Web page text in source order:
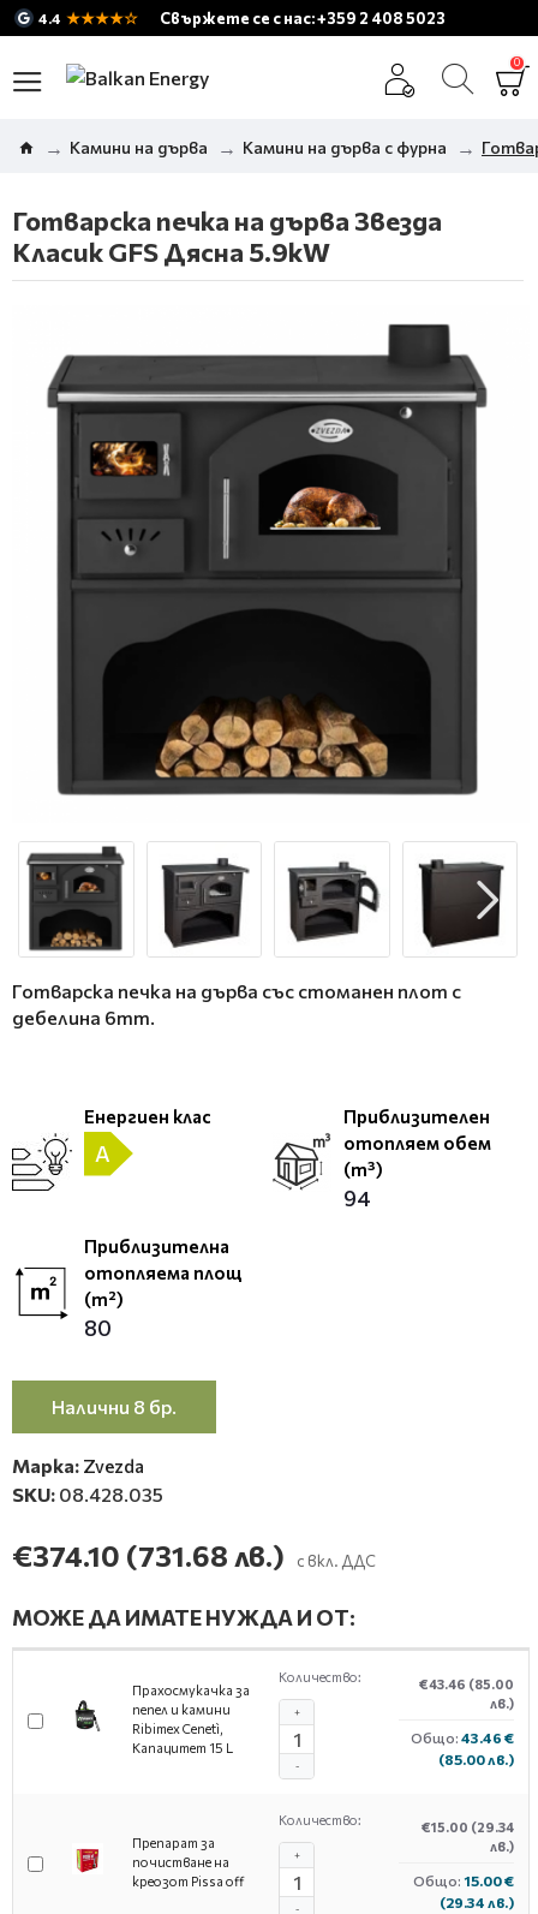
4.4 ★★★★☆ Свържете се с нас: +359 2 408 5023
0
Камини на дърва Камини на дърва с фурна
Готварска печка на дърва Звезда
Класик GFS Дясна 5.9kW
Готварска печка на дърва със стоманен плот с
дебелина 6mm.
Енергиен клас
A
Приблизителен
отопляем обем
(m³)
94
Приблизителна
отопляема площ
(m²)
80
Налични 8 бр.
Марка: Zvezda
SKU: 08.428.035
€374.10 (731.68 лв.) с вкл. ДДС
МОЖЕ ДА ИМАТЕ НУЖДА И ОТ:
Прахосмукачка за
пепел и камини
Ribimex Cenetì,
Капацитет 15 L
Количество:
-
+
€43.46 (85.00
лв.)
Общо: 43.46 €
(85.00 лв.)
Препарат за
почистване на
креозот Pissa off
Количество:
-
+
€15.00 (29.34
лв.)
Общо: 15.00 €
(29.34 лв.)